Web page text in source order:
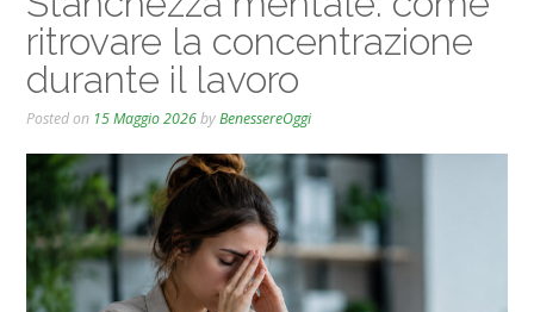
ritrovare la concentrazione
durante il lavoro
Posted on 15 Maggio 2026byBenessereOggi